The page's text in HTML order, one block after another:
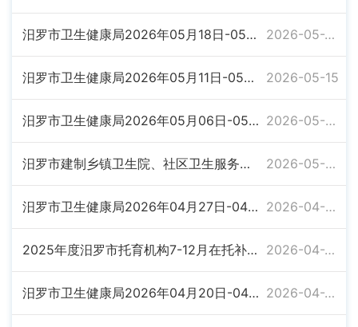
汨罗市卫生健康局2026年05月18日-05月22日卫生行政许可信息公示 2026-05-22
汨罗市卫生健康局2026年05月11日-05月15日卫生行政许可信息公示 2026-05-15
汨罗市卫生健康局2026年05月06日-05月09日卫生行政许可信息公示 2026-05-09
汨罗市建制乡镇卫生院、社区卫生服务中心预防接种门诊信息表 2026-05-09
汨罗市卫生健康局2026年04月27日-04月30日卫生行政许可信息公示 2026-04-30
2025年度汨罗市托育机构7-12月在托补贴资金明细表 2026-04-27
汨罗市卫生健康局2026年04月20日-04月24日卫生行政许可信息公示 2026-04-24